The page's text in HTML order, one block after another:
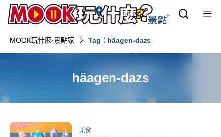
MOOK玩什麼‧景點家 Tag：häagen-dazs
häagen-dazs
美食